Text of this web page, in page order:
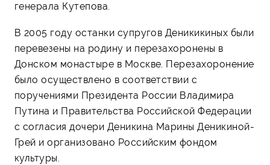
генерала Кутепова.
В 2005 году останки супругов Деникикиных были
перевезены на родину и перезахоронены в
Донском монастыре в Москве. Перезахоронение
было осуществлено в соответствии с
поручениями Президента России Владимира
Путина и Правительства Российской Федерации
с согласия дочери Деникина Марины Деникиной-
Грей и организовано Российским фондом
культуры.